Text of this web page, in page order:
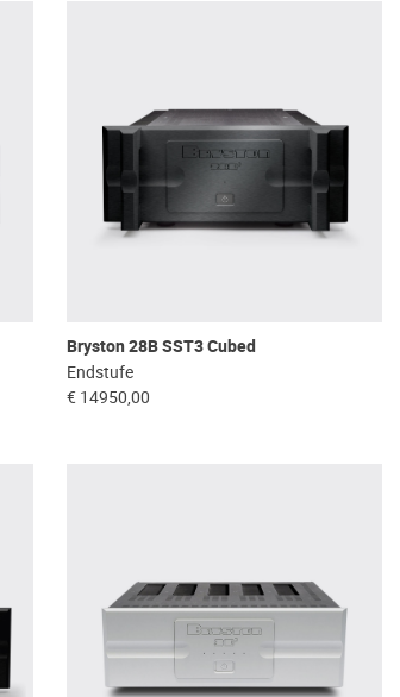
Bryston 28B SST3 Cubed
Endstufe
€ 14950,00